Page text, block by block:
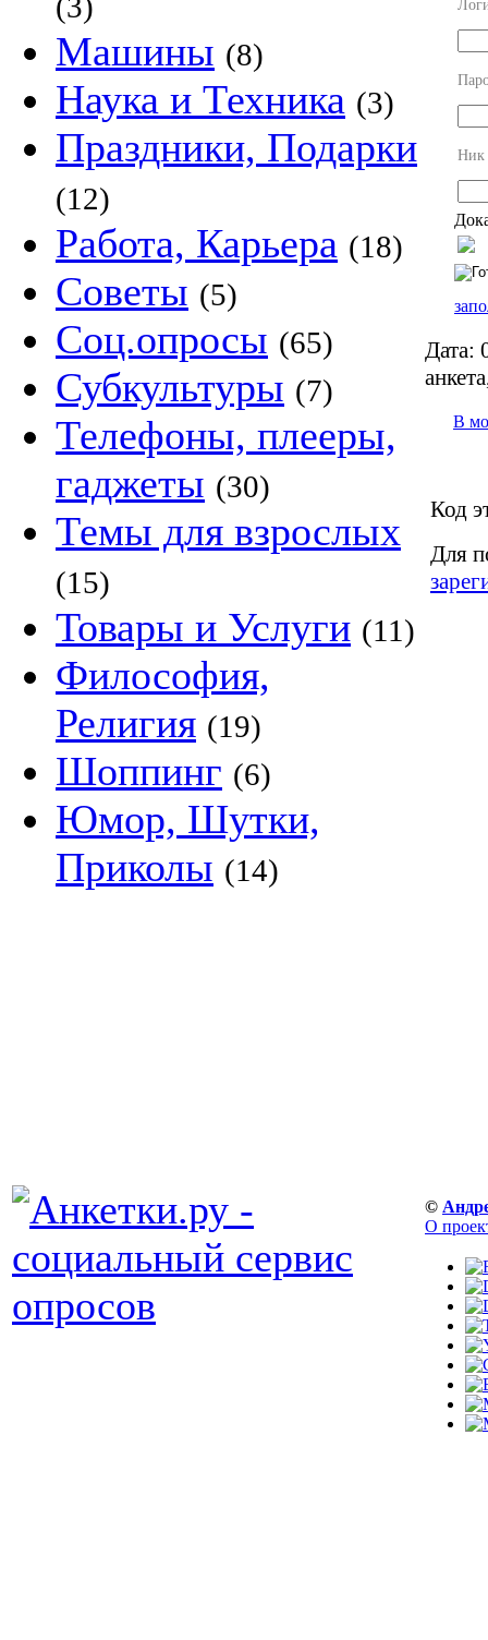
Машины (8)
Наука и Техника (3)
Праздники, Подарки
(12)
Работа, Карьера (18)
Советы (5)
Соц.опросы (65)
Субкультуры (7)
Телефоны, плееры,
гаджеты (30)
Темы для взрослых
(15)
Товары и Услуги (11)
Философия,
Религия (19)
Шоппинг (6)
Юмор, Шутки,
Приколы (14)
Ник
Дата:
В
Код
Для
©
О